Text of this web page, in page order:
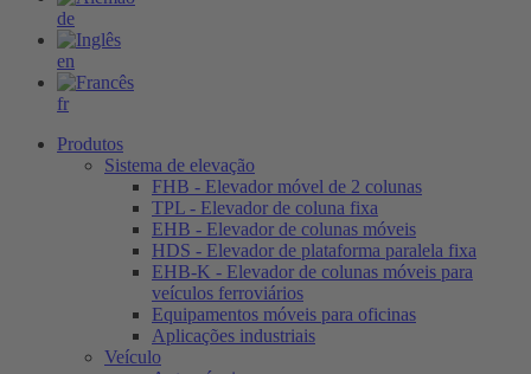
de
en
fr
Produtos
Sistema de elevação
FHB - Elevador móvel de 2 colunas
TPL - Elevador de coluna fixa
EHB - Elevador de colunas móveis
HDS - Elevador de plataforma paralela fixa
EHB-K - Elevador de colunas móveis para
veículos ferroviários
Equipamentos móveis para oficinas
Aplicações industriais
Veículo